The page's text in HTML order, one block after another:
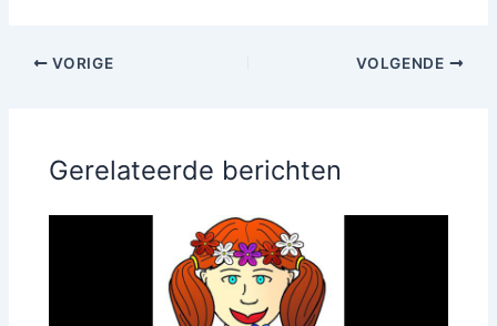
VORIGE VOLGENDE
Gerelateerde berichten